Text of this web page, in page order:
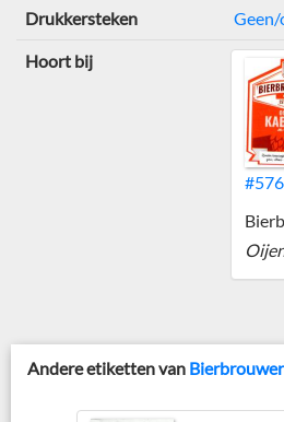
Drukkersteken Geen/
Hoort bij
Andere etiketten van